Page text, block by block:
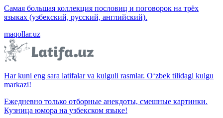
Самая большая коллекция пословиц и поговорок на трёх
языках (узбекский, русский, английский).
maqollar.uz
Har kuni eng sara latifalar va kulguli rasmlar. O‘zbek tilidagi kulgu
markazi!
Ежедневно только отборные анекдоты, смешные картинки.
Кузница юмора на узбекском языке!